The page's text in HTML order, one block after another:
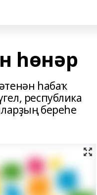
һөнәр
һабаҡ
республика
береһе